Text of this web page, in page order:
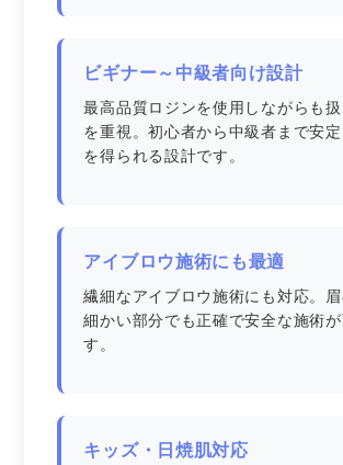
ビギナー～中級者向け設計
最高品質ロジンを使用しながらも
を重視。初心者から中級者まで安
を得られる設計です。
アイブロウ施術にも最適
繊細なアイブロウ施術にも対応。
細かい部分でも正確で安全な施術
す。
キッズ・日焼肌対応